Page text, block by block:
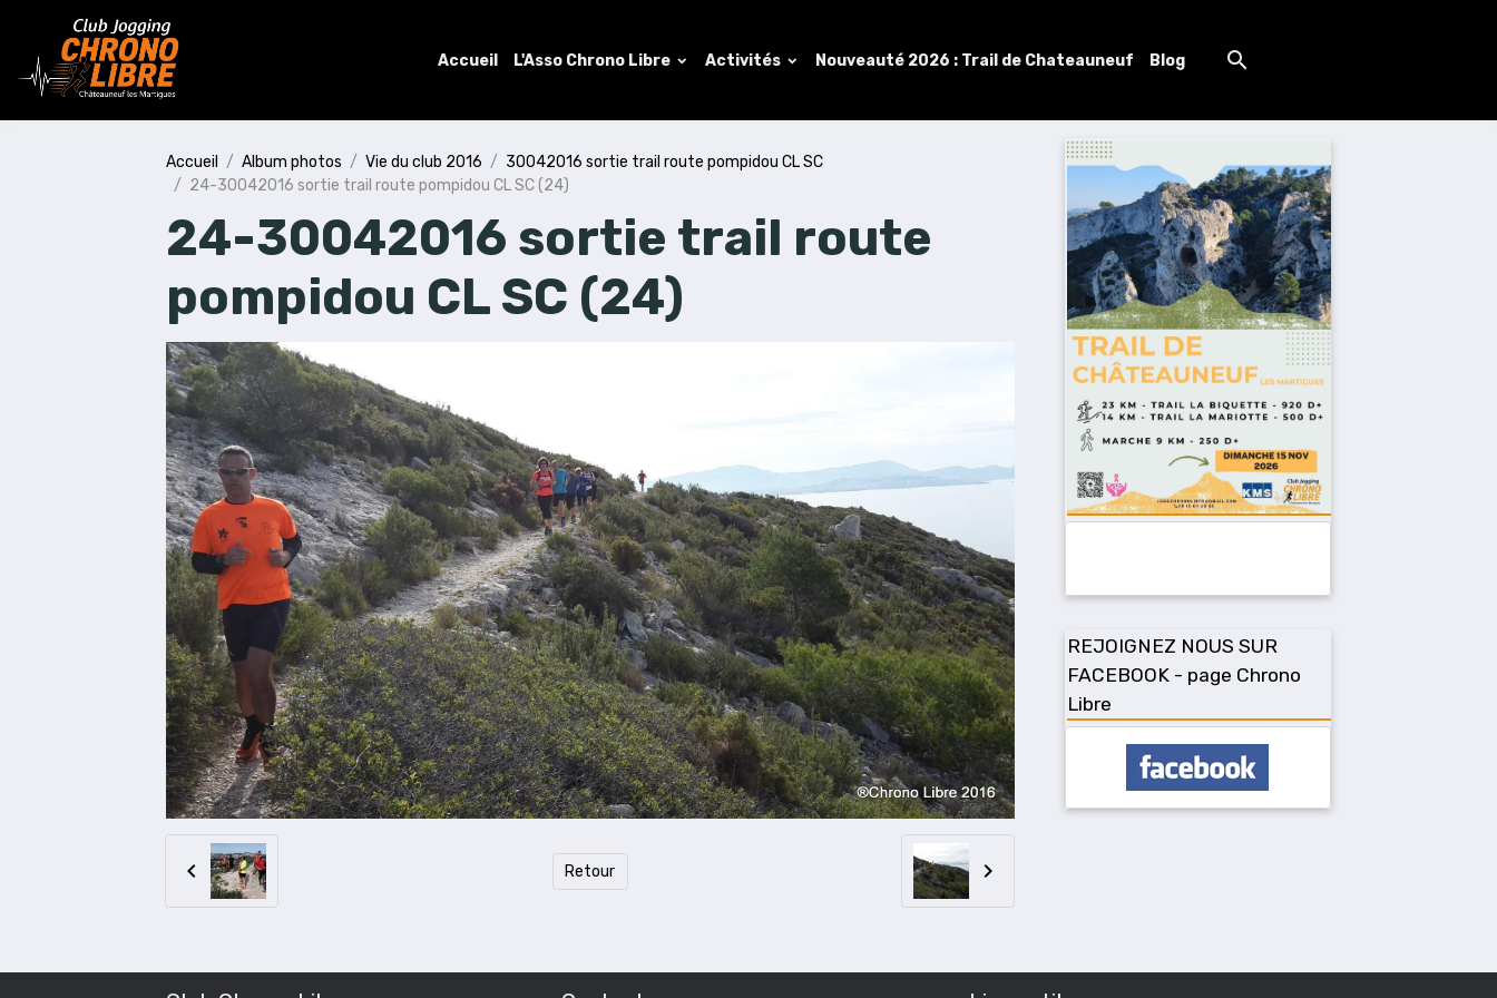
Accueil L'Asso Chrono Libre Activités Nouveauté 2026 : Trail de Chateauneuf Blog
Accueil Album photos Vie du club 2016
30042016 sortie trail route pompidou CL SC
24-30042016 sortie trail route pompidou CL SC (24)
24-30042016 sortie trail route
pompidou CL SC (24)
Retour
REJOIGNEZ NOUS SUR
FACEBOOK - page Chrono
Libre